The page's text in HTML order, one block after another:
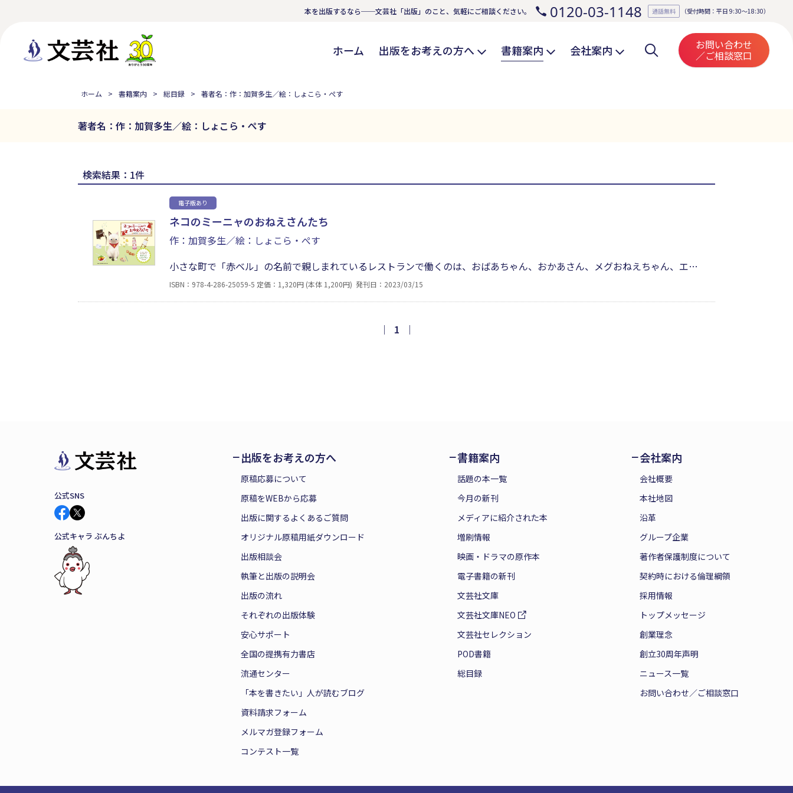
本を出版するなら──文芸社「出版」のこと、気軽にご相談ください。 0120-03-1148 通話無料 （受付時間：平日 9:30～18:30）
ホーム 出版をお考えの方へ 書籍案内 会社案内 お問い合わせ
／ご相談窓口
ホーム 書籍案内 総目録 著者名：作：加賀多生／絵：しょこら・ぺす
著者名：作：加賀多生／絵：しょこら・ぺす
検索結果：1件
電子版あり
ネコのミーニャのおねえさんたち
作：加賀多生／絵：しょこら・ぺす
小さな町で「赤ベル」の名前で親しまれているレストランで働くのは、おばあちゃん、おかあさん、メグおねえちゃん、エミ
おねえちゃんとネコのミーニャ。メグおねえちゃんとエミおねえちゃんには障がいがあります。でも工夫をして、それぞれの
能力を生かした働き方をすれば、誰もが生き生きと暮らし、社会の役に立てるということを、やさしくさりげなく教えてくれ
ISBN：978-4-286-25059-5 定価：1,320円 (本体 1,200円) 発刊日：2023/03/15
｜ 1 ｜
公式SNS
公式キャラ ぶんちよ
出版をお考えの方へ
原稿応募について
原稿をWEBから応募
出版に関するよくあるご質問
オリジナル原稿用紙ダウンロード
出版相談会
執筆と出版の説明会
出版の流れ
それぞれの出版体験
安心サポート
全国の提携有力書店
流通センター
「本を書きたい」人が読むブログ
資料請求フォーム
メルマガ登録フォーム
コンテスト一覧
書籍案内
話題の本一覧
今月の新刊
メディアに紹介された本
増刷情報
映画・ドラマの原作本
電子書籍の新刊
文芸社文庫
文芸社文庫NEO
文芸社セレクション
POD書籍
総目録
会社案内
会社概要
本社地図
沿革
グループ企業
著作者保護制度について
契約時における倫理綱領
採用情報
トップメッセージ
創業理念
創立30周年声明
ニュース一覧
お問い合わせ／ご相談窓口